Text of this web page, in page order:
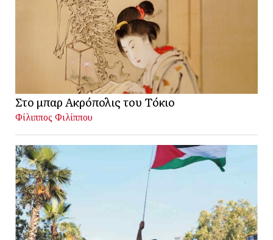
Στο μπαρ Ακρόπολις του Τόκιο
Φίλιππος Φιλίππου